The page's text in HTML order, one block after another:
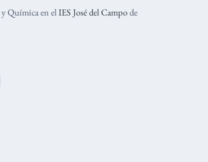
Química en el IES José del Campode